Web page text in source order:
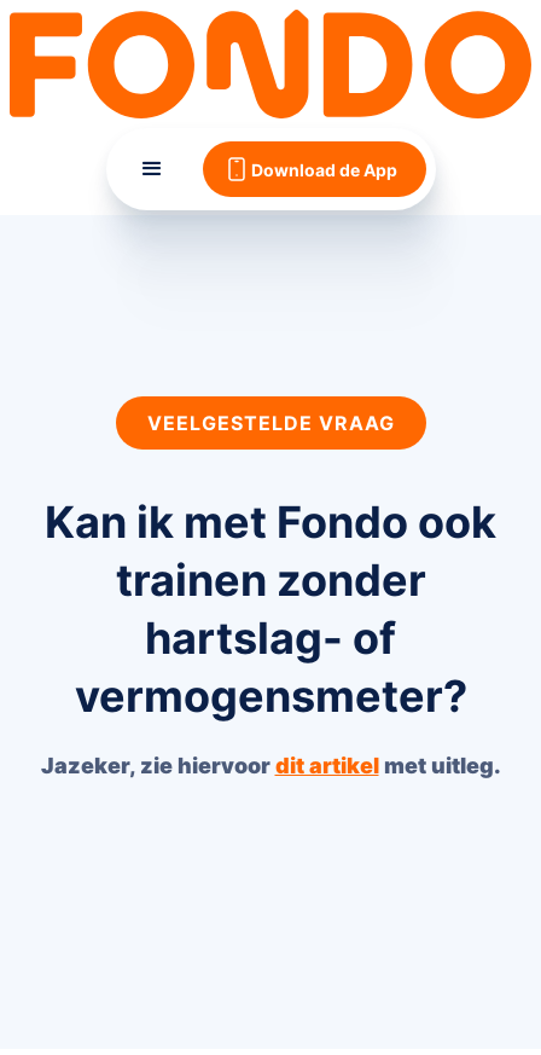
Download de App
VEELGESTELDE VRAAG
Kan ik met Fondo ook
trainen zonder
hartslag- of
vermogensmeter?
Jazeker, zie hiervoordit artikelmet uitleg.